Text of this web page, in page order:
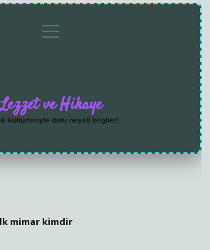
menüyü
aç
Lezzet ve Hikaye
kültürleriyle dolu neşeli bilgiler!
mimar kimdir